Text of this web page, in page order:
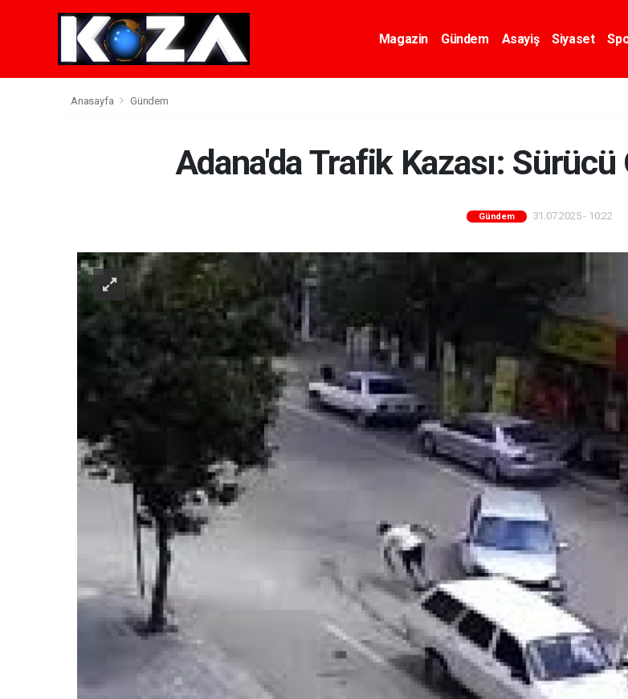
Magazin Gündem Asayiş Siyaset
Anasayfa Gündem
Adana'da Trafik Kazası:
Gündem 31.07.2025 - 10:22